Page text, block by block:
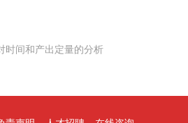
时间和产出定量的分析